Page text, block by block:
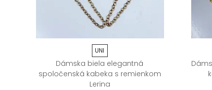
UNI
Dámska biela elegantná
spoločenská kabeka s remienkom
Lerina